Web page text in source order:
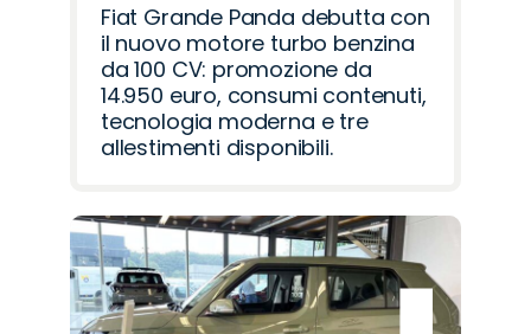
Fiat Grande Panda debutta con
il nuovo motore turbo benzina
da 100 CV: promozione da
14.950 euro, consumi contenuti,
tecnologia moderna e tre
allestimenti disponibili.